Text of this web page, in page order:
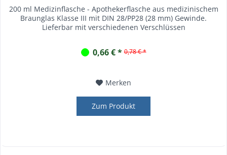
200 ml Medizinflasche - Apothekerflasche aus medizinischem
Braunglas Klasse III mit DIN 28/PP28 (28 mm) Gewinde.
Lieferbar mit verschiedenen Verschlüssen
0,66 € * 0,78 € *
Merken
Zum Produkt